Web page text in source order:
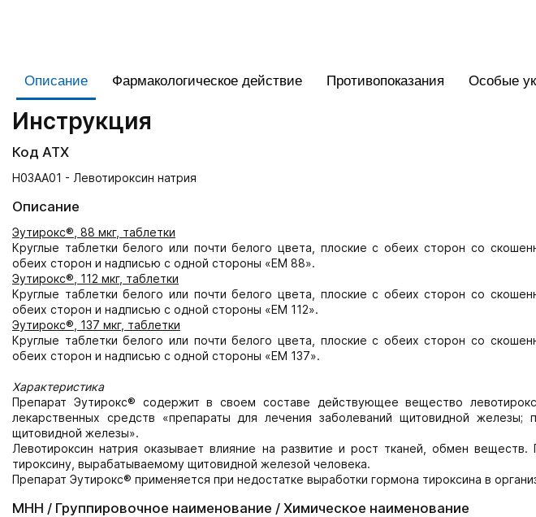
Описание Фармакологическое действие Противопоказания Особые
Инструкция
Код АТХ
H03AA01 - Левотироксин натрия
Описание
Эутирокс®, 88 мкг, таблетки
Круглые таблетки белого или почти белого цвета, плоские с обеих сторон со
обеих сторон и надписью с одной стороны «ЕМ 88».
Эутирокс®, 112 мкг, таблетки
Круглые таблетки белого или почти белого цвета, плоские с обеих сторон со
обеих сторон и надписью с одной стороны «ЕМ 112».
Эутирокс®, 137 мкг, таблетки
Круглые таблетки белого или почти белого цвета, плоские с обеих сторон со
обеих сторон и надписью с одной стороны «ЕМ 137».
Характеристика
Препарат Эутирокс® содержит в своем составе действующее вещество
лекарственных средств «препараты для лечения заболеваний щитовидной
щитовидной железы».
Левотироксин натрия оказывает влияние на развитие и рост тканей, обмен
тироксину, вырабатываемому щитовидной железой человека.
Препарат Эутирокс® применяется при недостатке выработки гормона тироксина в
МНН / Группировочное наименование / Химическое наименование